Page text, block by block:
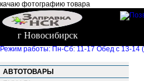
качаю фотографию товара
г Новосибирск
Режим работы: Пн-Сб: 11-17 Обед с 13-14
АВТОТОВАРЫ